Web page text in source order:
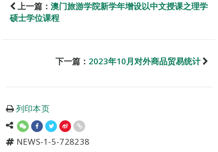
上一篇： 澳门旅游学院新学年增设以中文授课之理学
硕士学位课程
下一篇： 2023年10月对外商品贸易统计
列印本页
NEWS-1-5-728238